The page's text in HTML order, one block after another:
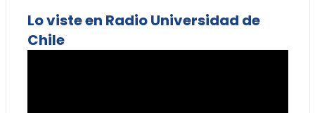
Lo viste en Radio Universidad de
Chile